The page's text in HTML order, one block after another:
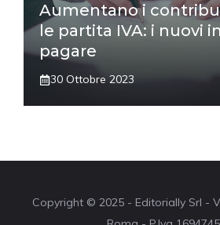
Aumentano i
le partita IVA: i nuovi
pagare
30 Ottobre 2023
Copyright © 2025 - Editorially Srl -